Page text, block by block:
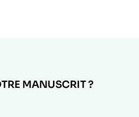
MANUSCRIT ?